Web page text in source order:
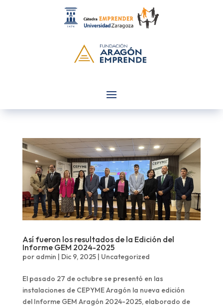
Así fueron los resultados de la Edición del
Informe GEM 2024-2025
por admin Dic 9, 2025| Uncategorized
El pasado 27 de octubre se presentó en las
instalaciones de CEPYME Aragón la nueva edición
del Informe GEM Aragón 2024-2025, elaborado de